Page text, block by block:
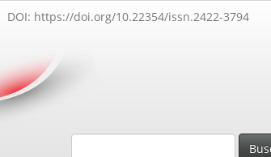
DOI: https://doi.org/10.22354/issn.2422-3794